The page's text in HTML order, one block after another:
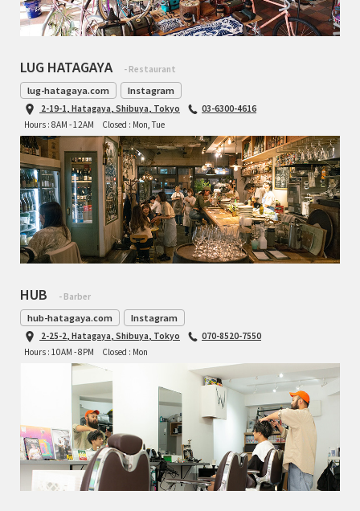
LUG HATAGAYA - Restaurant
lug-hatagaya.com Instagram
2-19-1, Hatagaya, Shibuya, Tokyo
03-6300-4616
Hours : 8AM - 12AM
Closed : Mon, Tue
HUB - Barber
hub-hatagaya.com Instagram
2-25-2, Hatagaya, Shibuya, Tokyo
070-8520-7550
Hours : 10AM - 8PM
Closed : Mon